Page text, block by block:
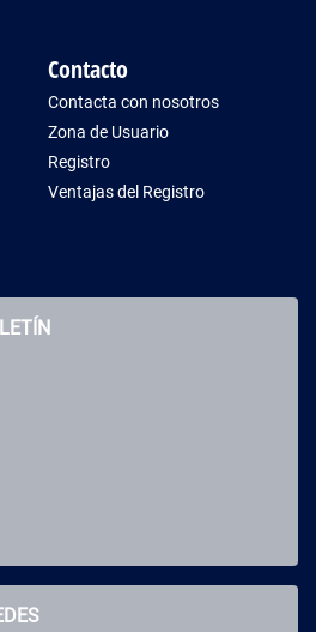
Contacto
Contacta con nosotros
Zona de Usuario
Registro
Ventajas del Registro